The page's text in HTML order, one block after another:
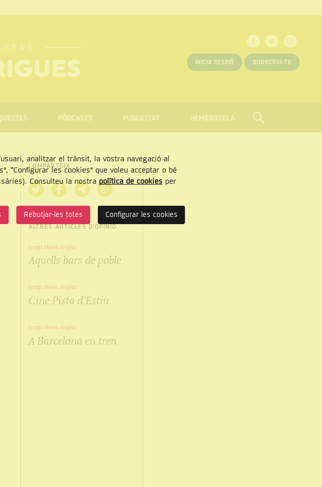
INICIA SESSIÓ SUBSCRIU-TE
PÒDCASTS PUBLICITAT HEMEROTECA CERCAR
COMPARTEIX
ALTRES ARTICLES D'OPINIÓ
Josep Maria Anglès
Aquells bars de poble
Josep Maria Anglès
Cine Pista d’Estiu
Josep Maria Anglès
A Barcelona en tren
analitzar el trànsit, la vostra navegació al
“Configurar les cookies” que voleu acceptar o bé
Consulteu la nostra política de cookiesper
Rebutjar-les totes Configurar les cookies